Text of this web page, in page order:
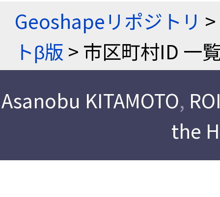
Geoshapeリポジトリ >
トβ版 > 市区町村ID 一
Asanobu KITAMOTO,
the